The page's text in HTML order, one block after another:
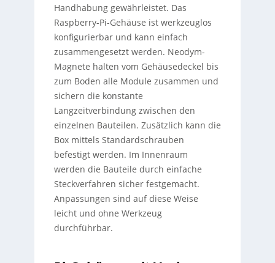
Handhabung gewährleistet. Das
Raspberry-Pi-Gehäuse ist werkzeuglos
konfigurierbar und kann einfach
zusammengesetzt werden. Neodym-
Magnete halten vom Gehäusedeckel bis
zum Boden alle Module zusammen und
sichern die konstante
Langzeitverbindung zwischen den
einzelnen Bauteilen. Zusätzlich kann die
Box mittels Standardschrauben
befestigt werden. Im Innenraum
werden die Bauteile durch einfache
Steckverfahren sicher festgemacht.
Anpassungen sind auf diese Weise
leicht und ohne Werkzeug
durchführbar.